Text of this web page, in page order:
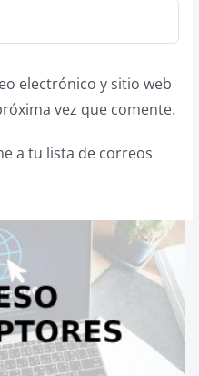
electrónico y sitio web
vez que comente.
a tu lista de correos